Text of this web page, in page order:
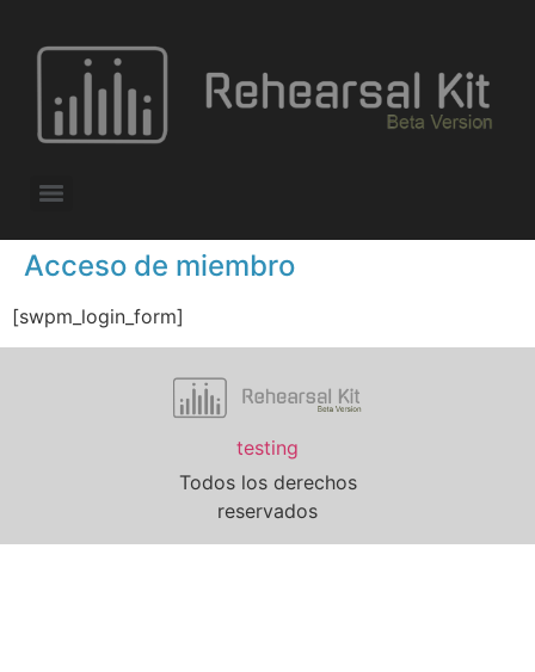
Acceso de miembro
[swpm_login_form]
testing
Todos los derechos
reservados